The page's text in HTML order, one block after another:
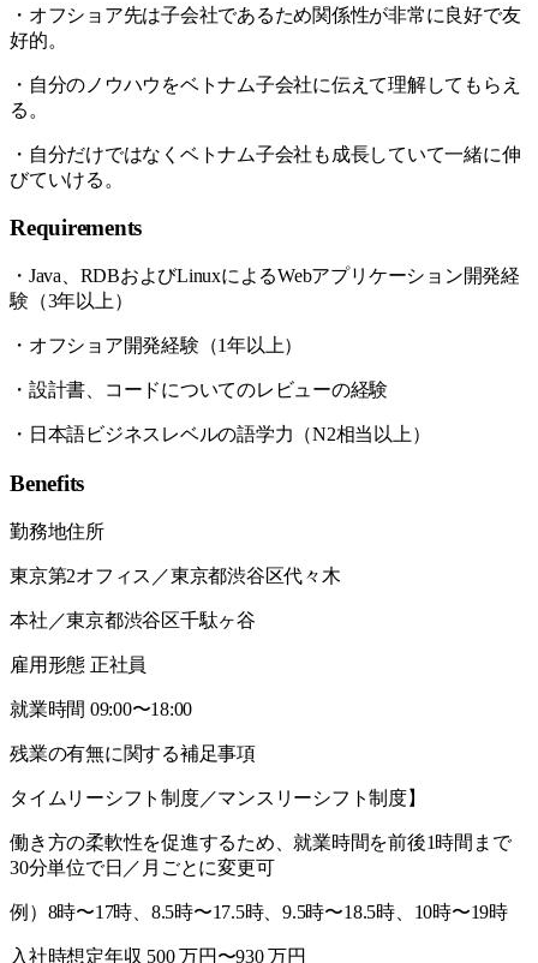
・オフショア先は子会社であるため関係性が非常に良好で友
好的。
・自分のノウハウをベトナム子会社に伝えて理解してもらえ
る。
・自分だけではなくベトナム子会社も成長していて一緒に伸
びていける。
Requirements
・Java、RDBおよびLinuxによるWebアプリケーション開発経
験（3年以上）
・オフショア開発経験（1年以上）
・設計書、コードについてのレビューの経験
・日本語ビジネスレベルの語学力（N2相当以上）
Benefits
勤務地住所
東京第2オフィス／東京都渋谷区代々木
本社／東京都渋谷区千駄ヶ谷
雇用形態 正社員
就業時間 09:00〜18:00
残業の有無に関する補足事項
タイムリーシフト制度／マンスリーシフト制度】
働き方の柔軟性を促進するため、就業時間を前後1時間まで
30分単位で日／月ごとに変更可
例）8時〜17時、8.5時〜17.5時、9.5時〜18.5時、10時〜19時
入社時想定年収 500 万円〜930 万円